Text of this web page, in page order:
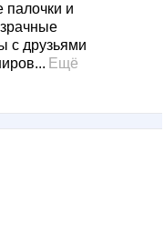
палочки и
с друзьями
Ещё